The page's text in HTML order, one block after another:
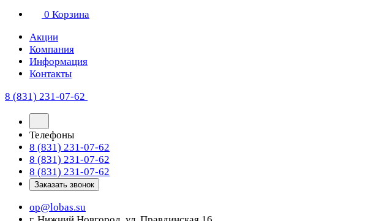
0 Корзина
Акции
Компания
Информация
Контакты
8 (831) 231-07-62
Телефоны
8 (831) 231-07-62
8 (831) 231-07-62
8 (831) 231-07-62
Заказать звонок
op@lobas.su